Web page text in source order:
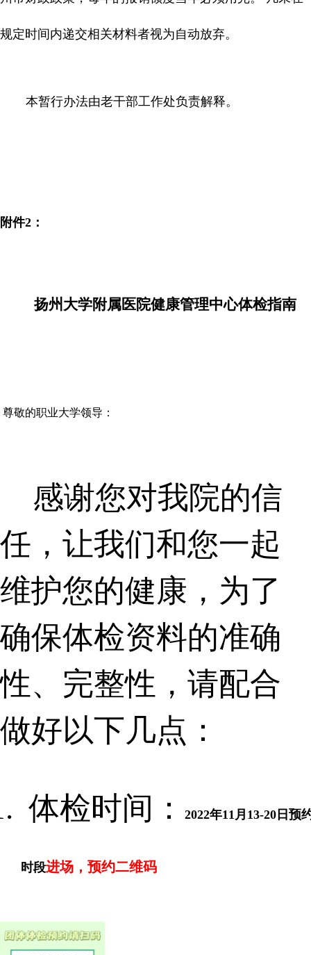
规定时间内递交相关材料者视为自动放弃。
本暂行办法由老干部工作处负责解释。
附件2 ：
扬州大学附属医院健康管理中心体检指南
尊敬的职业大学领导：
感谢您对我院的信
任，让我们和您一起
维护您的健康，为了
确保体检资料的准确
性、完整性，请配合
做好以下几点：
体检时间： 2022年11 月 13-20 日预
时段进场，预约二维码